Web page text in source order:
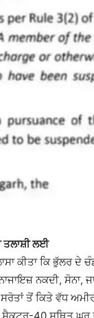
ਤਲਾਸ਼ੀ ਲਈ
ਕੀਤਾ ਕਿ ਭੁੱਲਰ ਦੇ
ਨਾਜਾਇਜ਼ ਨਕਦੀ,
ਤੋਂ ਕਿਤੇ ਵੱਧ